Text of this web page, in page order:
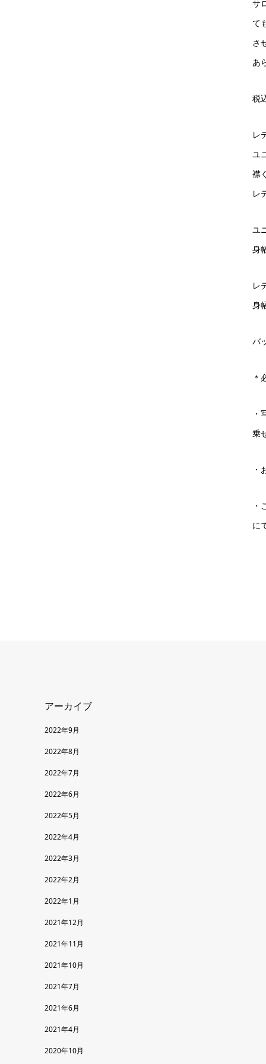
サ
て
さ
あ
税
レ
ユ
襟
レ
ユ
身
レ
身
バ
＊
・
乗
・
に
アーカイブ
2022年9月
2022年8月
2022年7月
2022年6月
2022年5月
2022年4月
2022年3月
2022年2月
2022年1月
2021年12月
2021年11月
2021年10月
2021年7月
2021年6月
2021年4月
2020年10月